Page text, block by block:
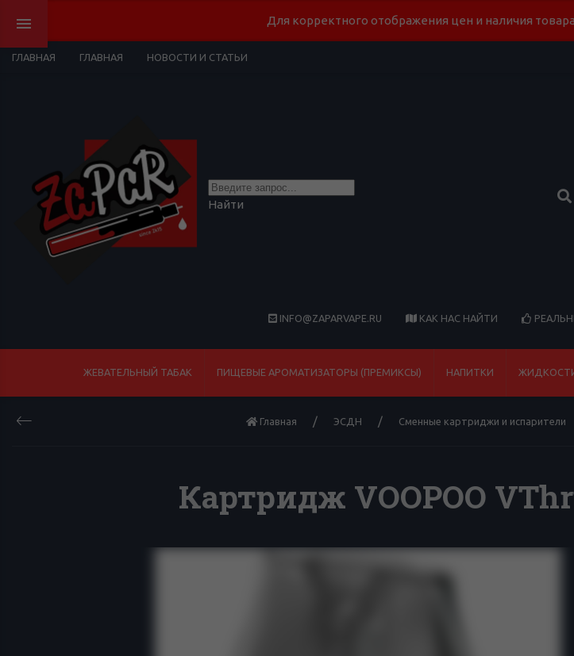
Для корректного отображения цен и наличия
ГЛАВНАЯ ГЛАВНАЯ НОВОСТИ И СТАТЬИ
Найти
INFO@ZAPARVAPE.RU КАК НАС НАЙТИ
ЖЕВАТЕЛЬНЫЙ ТАБАК ПИЩЕВЫЕ АРОМАТИЗАТОРЫ (ПРЕМИКСЫ) НАПИТКИ
Главная ЭСДН Сменные картриджи и испарители
Картридж VOOPOO